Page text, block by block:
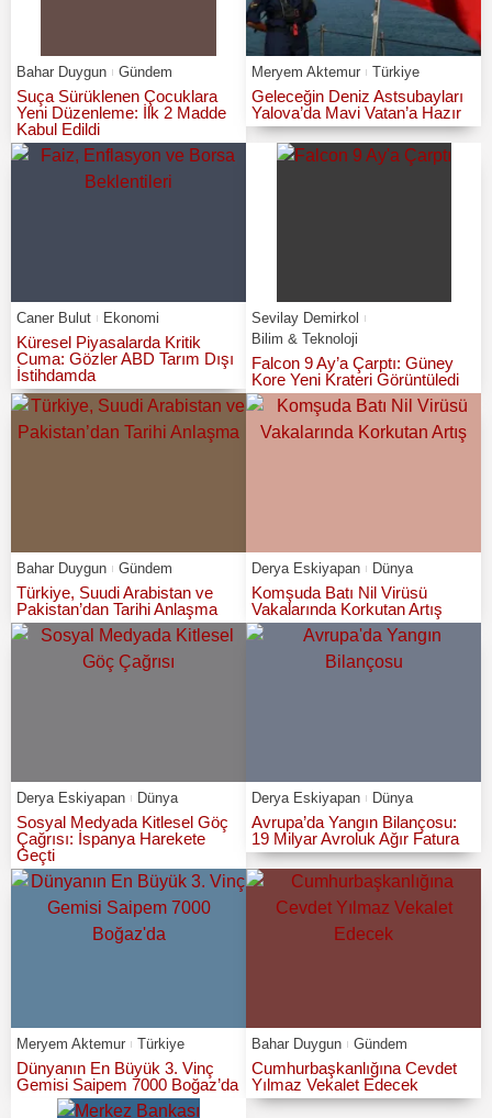
Bahar Duygun Gündem
Suça Sürüklenen Çocuklara
Yeni Düzenleme: İlk 2 Madde
Kabul Edildi
Meryem Aktemur Türkiye
Geleceğin Deniz Astsubayları
Yalova’da Mavi Vatan’a Hazır
Caner Bulut Ekonomi
Küresel Piyasalarda Kritik
Cuma: Gözler ABD Tarım Dışı
İstihdamda
Sevilay Demirkol
Bilim & Teknoloji
Falcon 9 Ay’a Çarptı: Güney
Kore Yeni Krateri Görüntüledi
Bahar Duygun Gündem
Türkiye, Suudi Arabistan ve
Pakistan’dan Tarihi Anlaşma
Derya Eskiyapan Dünya
Komşuda Batı Nil Virüsü
Vakalarında Korkutan Artış
Derya Eskiyapan Dünya
Sosyal Medyada Kitlesel Göç
Çağrısı: İspanya Harekete
Geçti
Derya Eskiyapan Dünya
Avrupa’da Yangın Bilançosu:
19 Milyar Avroluk Ağır Fatura
Meryem Aktemur Türkiye
Dünyanın En Büyük 3. Vinç
Gemisi Saipem 7000 Boğaz’da
Bahar Duygun Gündem
Cumhurbaşkanlığına Cevdet
Yılmaz Vekalet Edecek